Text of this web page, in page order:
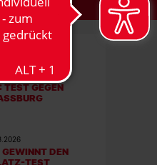
TEST GEGEN
DEN
TEST